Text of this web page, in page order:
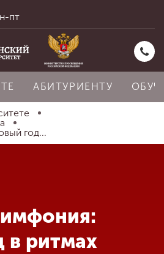
пт
АБИТУРИЕНТУ
год...
в ритмах